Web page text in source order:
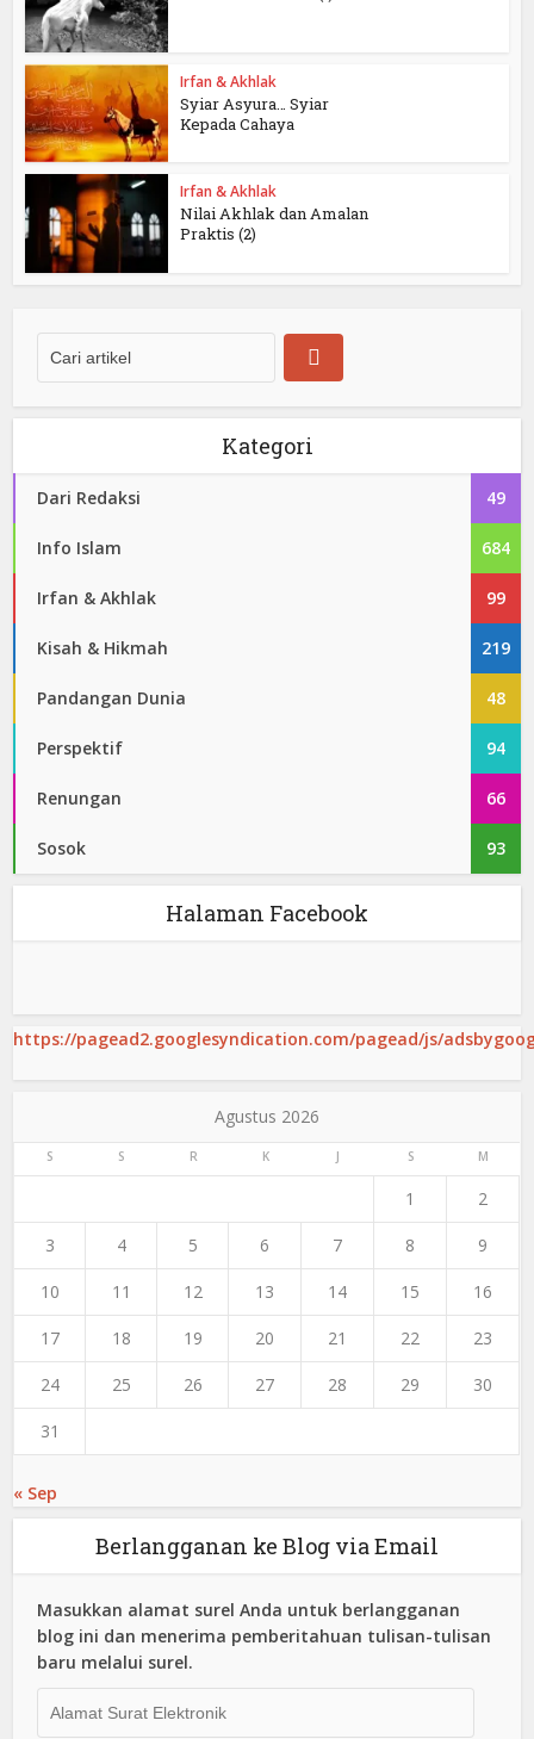
Irfan & Akhlak
Syiar Asyura… Syiar
Kepada Cahaya
Irfan & Akhlak
Nilai Akhlak dan Amalan
Praktis (2)
Kategori
Dari Redaksi 49
Info Islam 684
Irfan & Akhlak 99
Kisah & Hikmah 219
Pandangan Dunia 48
Perspektif 94
Renungan 66
Sosok 93
Halaman Facebook
https://pagead2.googlesyndication.com/pagead/js/
Agustus 2026
S S R K J S M
1 2
3 4 5 6 7 8 9
10 11 12 13 14 15 16
17 18 19 20 21 22 23
24 25 26 27 28 29 30
31
« Sep
Berlangganan ke Blog via Email
Masukkan alamat surel Anda untuk berlangganan
blog ini dan menerima pemberitahuan tulisan-tulisan
baru melalui surel.
Surat